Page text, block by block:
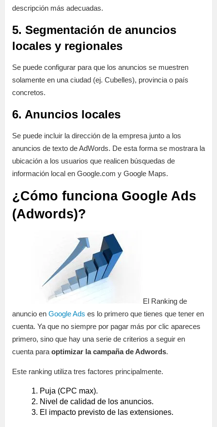
descripción más adecuadas.
5. Segmentación de anuncios
locales y regionales
Se puede configurar para que los anuncios se muestren
solamente en una ciudad (ej. Cubelles), provincia o país
concretos.
6. Anuncios locales
Se puede incluir la dirección de la empresa junto a los
anuncios de texto de AdWords. De esta forma se mostrara la
ubicación a los usuarios que realicen búsquedas de
información local en Google.com y Google Maps.
¿Cómo funciona Google Ads
(Adwords)?
El Ranking de
anuncio en Google Ads es lo primero que tienes que tener en
cuenta. Ya que no siempre por pagar más por clic apareces
primero, sino que hay una serie de criterios a seguir en
cuenta para optimizar la campaña de Adwords.
Este ranking utiliza tres factores principalmente.
Puja (CPC max).
Nivel de calidad de los anuncios.
El impacto previsto de las extensiones.